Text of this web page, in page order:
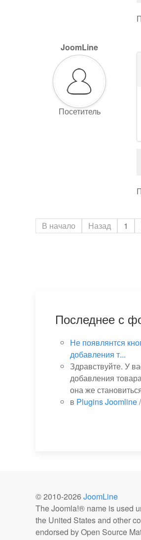
JoomLine
Посетитель
В начало Назад 1
Последнее с
Не появлянтся
добавления т...
Здравствуйте. У
добавления
она же
в Plugins Joomline/
© 2010-2026 JoomLine
The Joomla!® name is used
the United States and other
endorsed by Open Source